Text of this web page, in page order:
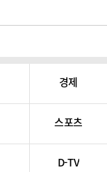
경제
스포츠
D-TV